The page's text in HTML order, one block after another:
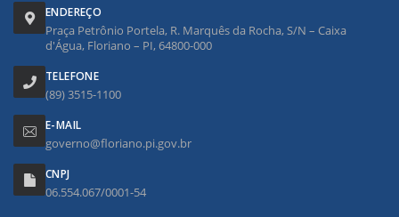
ENDEREÇO
Praça Petrônio Portela, R. Marquês da Rocha, S/N – Caixa
d'Água, Floriano – PI, 64800-000
TELEFONE
(89) 3515-1100
E-MAIL
governo@floriano.pi.gov.br
CNPJ
06.554.067/0001-54